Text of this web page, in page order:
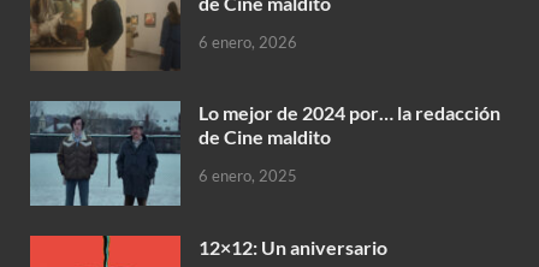
6 enero, 2026
Lo mejor de 2024 por… la redacción
de Cine maldito
6 enero, 2025
12×12: Un aniversario